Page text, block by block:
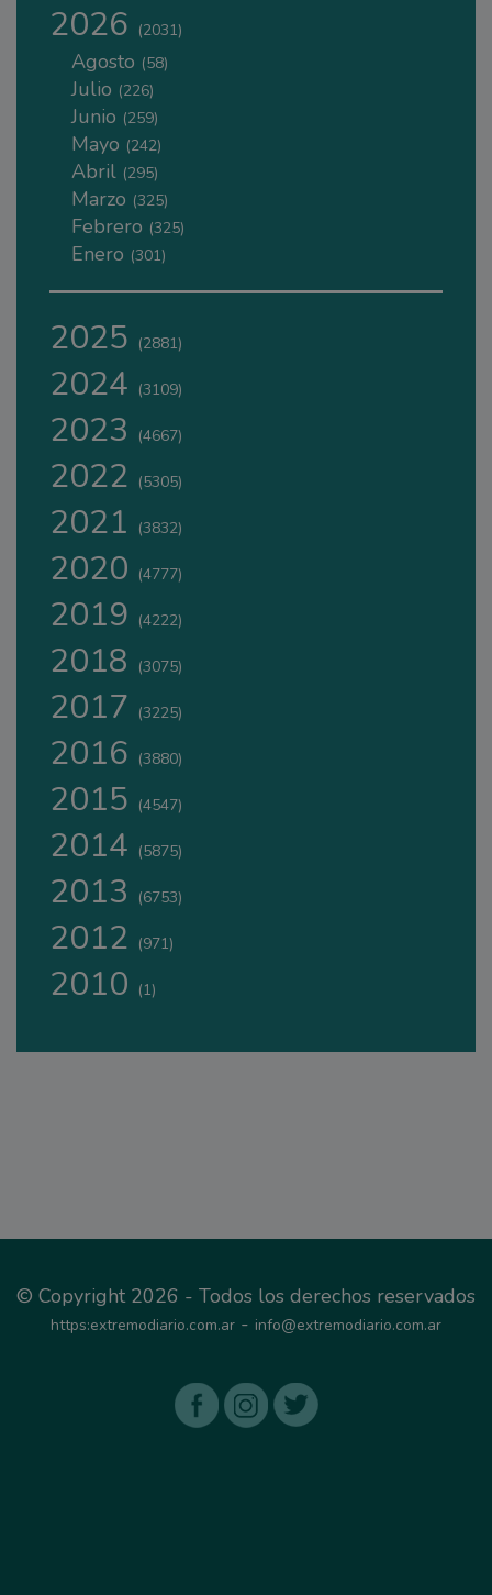
2026 (2031)
Agosto (58)
Julio (226)
Junio (259)
Mayo (242)
Abril (295)
Marzo (325)
Febrero (325)
Enero (301)
2025 (2881)
2024 (3109)
2023 (4667)
2022 (5305)
2021 (3832)
2020 (4777)
2019 (4222)
2018 (3075)
2017 (3225)
2016 (3880)
2015 (4547)
2014 (5875)
2013 (6753)
2012 (971)
2010 (1)
© Copyright 2026 - Todos los derechos reservados
https:extremodiario.com.ar - info@extremodiario.com.ar